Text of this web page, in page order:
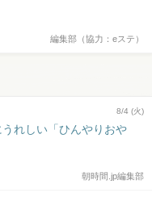
編集部（協力：eステ）
8/4 (火)
れしい「ひんやりおや
朝時間.jp編集部